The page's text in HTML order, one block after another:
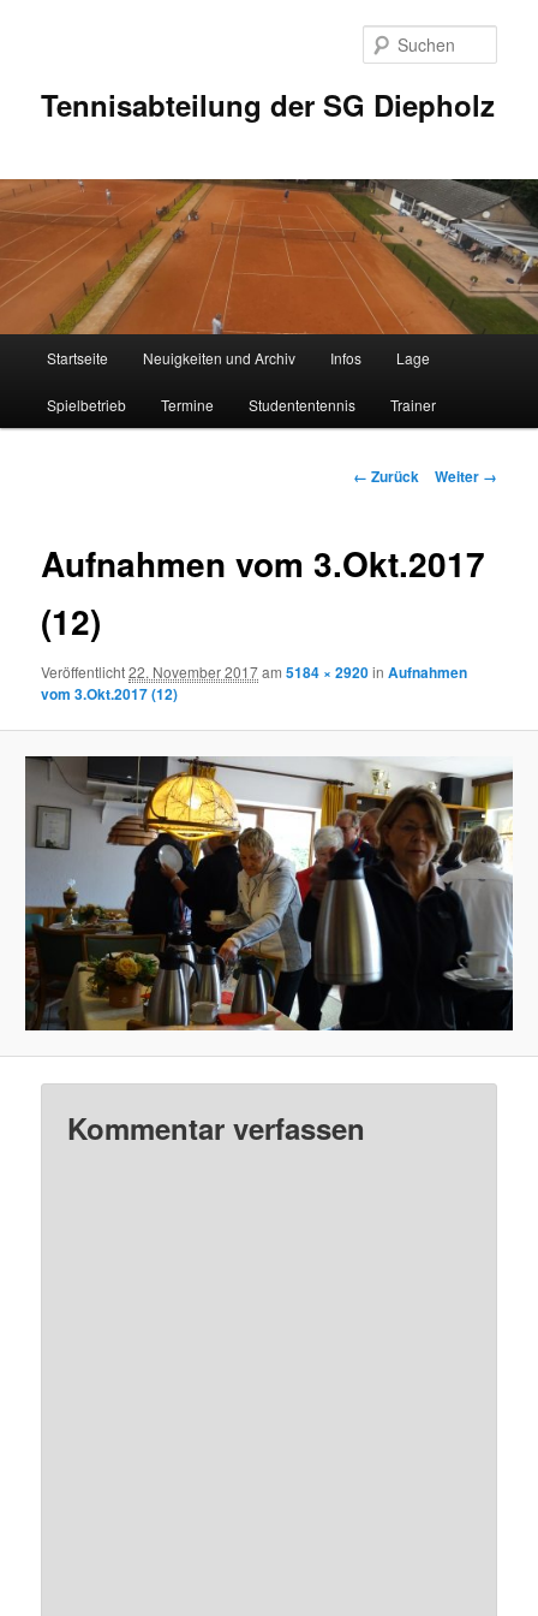
Tennisabteilung der SG Diepholz
Startseite Neuigkeiten und Archiv Infos Lage
Spielbetrieb Termine Studententennis Trainer
Bilder-
← Zurück Weiter →
Aufnahmen vom 3.Okt.2017
(12)
Veröffentlicht22. November 2017am5184 × 2920inAufnahmen
vom 3.Okt.2017 (12)
Kommentar verfassen